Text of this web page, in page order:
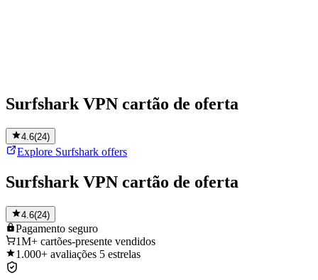
Surfshark VPN cartão de oferta
4.6(24)
Explore Surfshark offers
Surfshark VPN cartão de oferta
4.6(24)
Pagamento seguro
1M+ cartões-presente vendidos
1.000+ avaliações 5 estrelas